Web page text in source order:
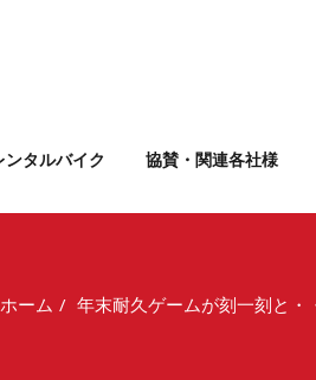
ンタルバイク 協賛・関連各社様
ホーム 年末耐久ゲームが刻一刻と